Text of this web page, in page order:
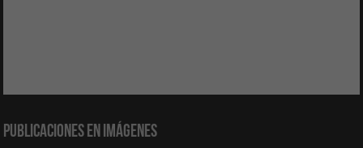
Publicaciones en Imágenes